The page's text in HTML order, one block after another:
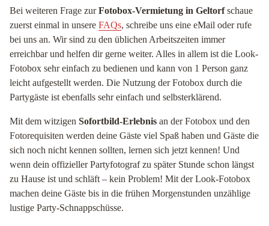
Bei weiteren Frage zurFotobox-Vermietung in Geltorfschaue
zuerst einmal in unsere FAQs, schreibe uns eine eMail oder rufe
bei uns an. Wir sind zu den üblichen Arbeitszeiten immer
erreichbar und helfen dir gerne weiter. Alles in allem ist die Look-
Fotobox sehr einfach zu bedienen und kann von 1 Person ganz
leicht aufgestellt werden. Die Nutzung der Fotobox durch die
Partygäste ist ebenfalls sehr einfach und selbsterklärend.
Mit dem witzigen Sofortbild-Erlebnis an der Fotobox und den
Fotorequisiten werden deine Gäste viel Spaß haben und Gäste die
sich noch nicht kennen sollten, lernen sich jetzt kennen! Und
wenn dein offizieller Partyfotograf zu später Stunde schon längst
zu Hause ist und schläft – kein Problem! Mit der Look-Fotobox
machen deine Gäste bis in die frühen Morgenstunden unzählige
lustige Party-Schnappschüsse.